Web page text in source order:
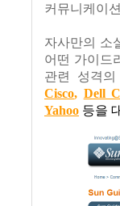
커뮤니케이
자사만의 소
어떤 가이드
관련 성격
Cisco, Dell
Yahoo 등을